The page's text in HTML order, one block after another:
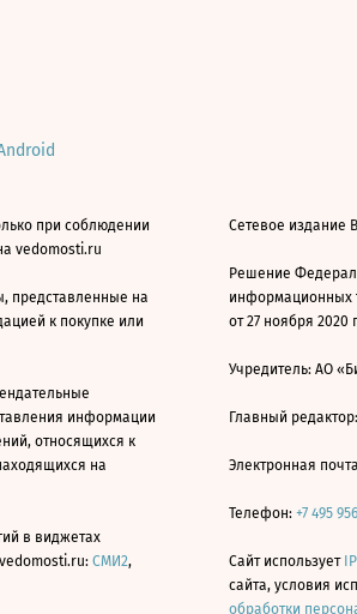
при соблюдении
vedomosti.ru
представленные на
к покупке или
информации
относящихся к
на
в виджетах
СМИ2,
Сетевое издание
Решение
информационных
от 27 ноября 2020
Учредитель: АО
Главный
Электронная
Телефон: +7 495
Сайт использует
сайта, условия
обработки